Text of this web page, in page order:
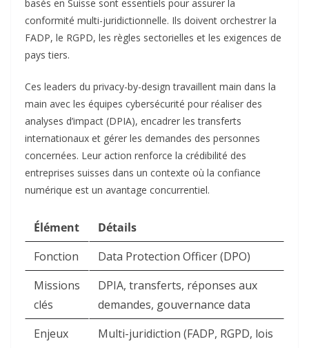
basés en Suisse sont essentiels pour assurer la
conformité multi-juridictionnelle. Ils doivent orchestrer la
FADP, le RGPD, les règles sectorielles et les exigences de
pays tiers.​
Ces leaders du privacy-by-design travaillent main dans la
main avec les équipes cybersécurité pour réaliser des
analyses d’impact (DPIA), encadrer les transferts
internationaux et gérer les demandes des personnes
concernées. Leur action renforce la crédibilité des
entreprises suisses dans un contexte où la confiance
numérique est un avantage concurrentiel.​
Élément
Détails
Fonction
Data Protection Officer (DPO) ​
Missions
clés
DPIA, transferts, réponses aux
demandes, gouvernance data ​
Enjeux
Multi-juridiction (FADP, RGPD, lois